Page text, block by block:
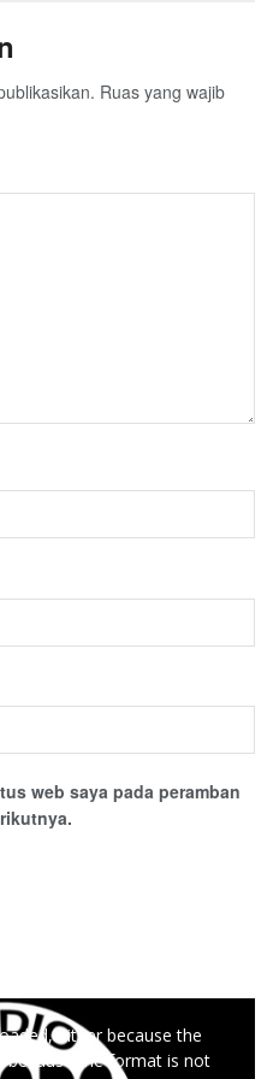
Ruas yang wajib
web saya pada peramban
either because the
because the format is not